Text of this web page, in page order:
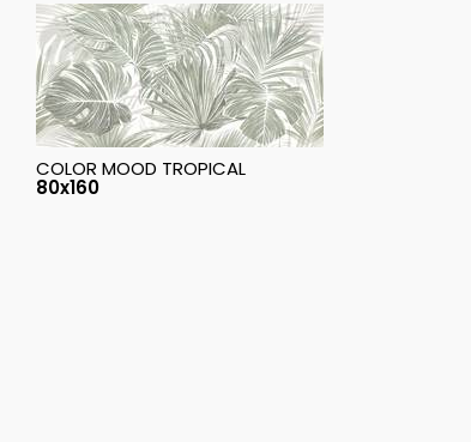
COLOR MOOD TROPICAL
80x160